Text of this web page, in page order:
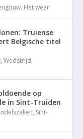
, Het weer
Truiense
Belgische titel
,Wedstrijd,
op
in Sint-Truiden
, Sint-